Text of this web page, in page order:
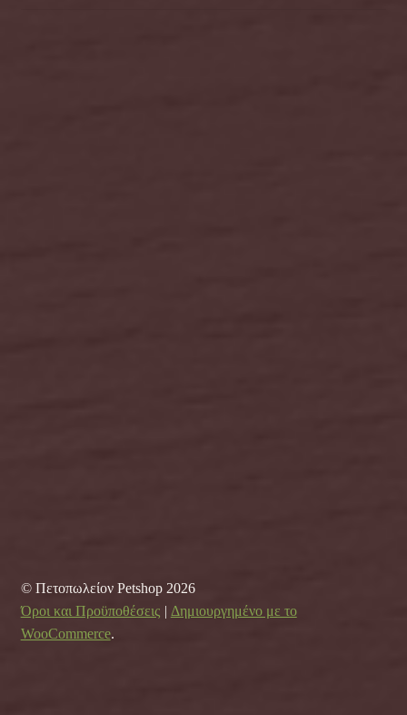
© Πετοπωλείον Petshop 2026
Όροι και Προϋποθέσεις
Δημιουργημένο με το
WooCommerce.